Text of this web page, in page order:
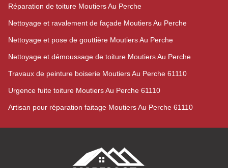
Réparation de toiture Moutiers Au Perche
Nettoyage et ravalement de façade Moutiers Au Perche
Nettoyage et pose de gouttière Moutiers Au Perche
Nettoyage et démoussage de toiture Moutiers Au Perche
Travaux de peinture boiserie Moutiers Au Perche 61110
Urgence fuite toiture Moutiers Au Perche 61110
Artisan pour réparation faitage Moutiers Au Perche 61110